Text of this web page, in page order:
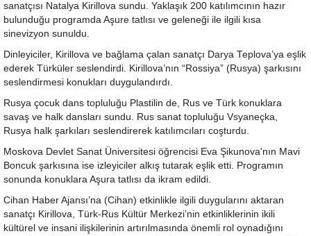
sanatçısı Natalya Kirillova sundu. Yaklaşık 200 katılımcının hazır
bulunduğu programda Aşure tatlısı ve geleneği ile ilgili kısa
sinevizyon sunuldu.
Dinleyiciler, Kirillova ve bağlama çalan sanatçı Darya Teplova’ya eşlik
ederek Türküler seslendirdi. Kirillova’nın “Rossiya” (Rusya) şarkısını
seslendirmesi konukları duygulandırdı.
Rusya çocuk dans topluluğu Plastilin de, Rus ve Türk konuklara
savaş ve halk dansları sundu. Rus sanat topluluğu Vsyaneçka,
Rusya halk şarkıları seslendirerek katılımcıları coşturdu.
Moskova Devlet Sanat Üniversitesi öğrencisi Eva Şikunova'nın Mavi
Boncuk şarkısına ise izleyiciler alkış tutarak eşlik etti. Programın
sonunda konuklara Aşura tatlısı da ikram edildi.
Cihan Haber Ajansı’na (Cihan) etkinlikle ilgili duygularını aktaran
sanatçı Kirillova, Türk-Rus Kültür Merkezi’nin etkinliklerinin ikili
kültürel ve insani ilişkilerinin artırılmasında önemli rol oynadığını